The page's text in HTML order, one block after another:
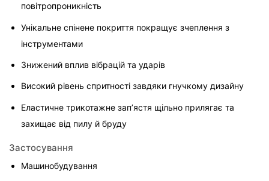
повітропроникність
Унікальне спінене покриття покращує зчеплення з
інструментами
Знижений вплив вібрацій та ударів
Високий рівень спритності завдяки гнучкому дизайну
Еластичне трикотажне зап’ястя щільно прилягає та
захищає від пилу й бруду
Застосування
Машинобудування